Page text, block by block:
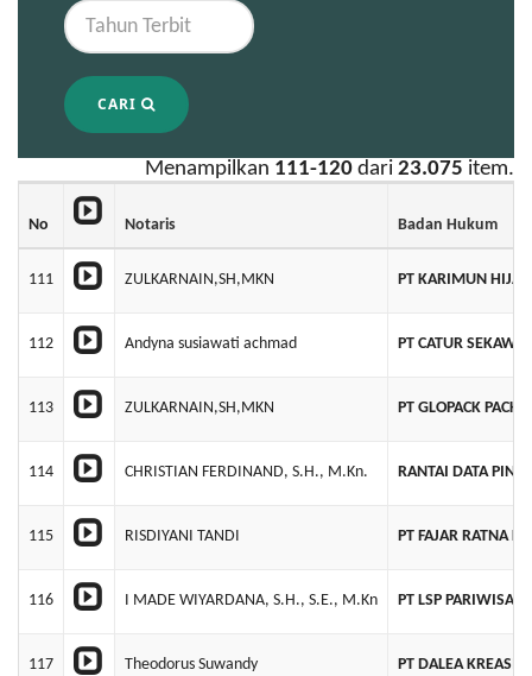
CARI
Menampilkan 111-120 dari 23.075 item.
No Notaris Badan Hukum
111 ZULKARNAIN,SH,MKN PT KARIMUN
112 Andyna susiawati achmad PT CATUR
113 ZULKARNAIN,SH,MKN PT GLOPACK
114 CHRISTIAN FERDINAND, S.H., M.Kn. RANTAI DATA
115 RISDIYANI TANDI PT FAJAR RATNA
116 I MADE WIYARDANA, S.H., S.E., M.Kn PT LSP
117 Theodorus Suwandy PT DALEA KREASI